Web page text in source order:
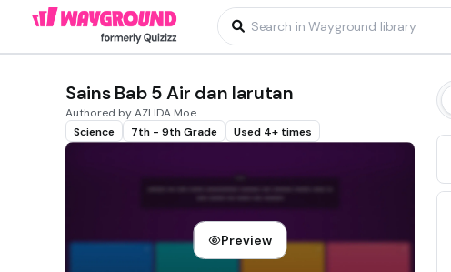
Sains Bab 5 Air dan larutan
Authored by AZLIDA Moe
Science
7th - 9th Grade Used 4+ times
Preview